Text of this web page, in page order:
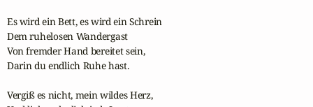
Es wird ein Bett, es wird ein Schrein
Dem ruhelosen Wandergast
Von fremder Hand bereitet sein,
Darin du endlich Ruhe hast.
Vergiß es nicht, mein wildes Herz,